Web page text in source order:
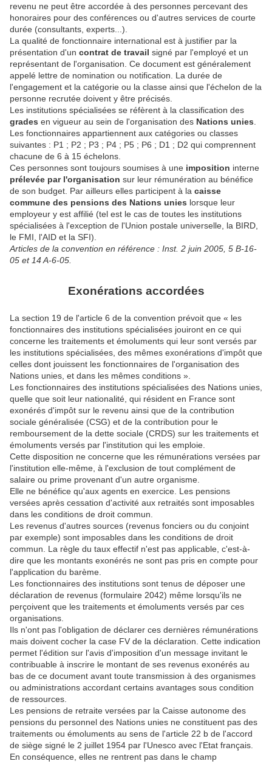
revenu ne peut être accordée à des personnes percevant des
honoraires pour des conférences ou d'autres services de courte
durée (consultants, experts...).
La qualité de fonctionnaire international est à justifier par la
présentation d'un contrat de travail signé par l'employé et un
représentant de l'organisation. Ce document est généralement
appelé lettre de nomination ou notification. La durée de
l'engagement et la catégorie ou la classe ainsi que l'échelon de la
personne recrutée doivent y être précisés.
Les institutions spécialisées se réfèrent à la classification des
grades en vigueur au sein de l'organisation des Nations unies
Les fonctionnaires appartiennent aux catégories ou classes
suivantes : P1 ; P2 ; P3 ; P4 ; P5 ; P6 ; D1 ; D2 qui comprennent
chacune de 6 à 15 échelons.
Ces personnes sont toujours soumises à une imposition interne
prélevée par l'organisation sur leur rémunération au bénéfice
de son budget. Par ailleurs elles participent à la caisse
commune des pensions des Nations unies lorsque leur
employeur y est affilié (tel est le cas de toutes les institutions
spécialisées à l'exception de l'Union postale universelle, la BIRD,
le FMI, l'AID et la SFI).
Articles de la convention en référence : Inst. 2 juin 2005, 5 B-16-
05 et 14 A-6-05.
Exonérations accordées
La section 19 de l'article 6 de la convention prévoit que « les
fonctionnaires des institutions spécialisées jouiront en ce qui
concerne les traitements et émoluments qui leur sont versés par
les institutions spécialisées, des mêmes exonérations d'impôt que
celles dont jouissent les fonctionnaires de l'organisation des
Nations unies, et dans les mêmes conditions ».
Les fonctionnaires des institutions spécialisées des Nations unies,
quelle que soit leur nationalité, qui résident en France sont
exonérés d'impôt sur le revenu ainsi que de la contribution
sociale généralisée (CSG) et de la contribution pour le
remboursement de la dette sociale (CRDS) sur les traitements et
émoluments versés par l'institution qui les emploie.
Cette disposition ne concerne que les rémunérations versées par
l'institution elle-même, à l'exclusion de tout complément de
salaire ou prime provenant d'un autre organisme.
Elle ne bénéfice qu'aux agents en exercice. Les pensions
versées après cessation d'activité aux retraités sont imposables
dans les conditions de droit commun.
Les revenus d'autres sources (revenus fonciers ou du conjoint
par exemple) sont imposables dans les conditions de droit
commun. La règle du taux effectif n'est pas applicable, c'est-à-
dire que les montants exonérés ne sont pas pris en compte pour
l'application du barème.
Les fonctionnaires des institutions sont tenus de déposer une
déclaration de revenus (formulaire 2042) même lorsqu'ils ne
perçoivent que les traitements et émoluments versés par ces
organisations.
Ils n'ont pas l'obligation de déclarer ces dernières rémunérations
mais doivent cocher la case FV de la déclaration. Cette indication
permet l'édition sur l'avis d'imposition d'un message invitant le
contribuable à inscrire le montant de ses revenus exonérés au
bas de ce document avant toute transmission à des organismes
ou administrations accordant certains avantages sous condition
de ressources.
Les pensions de retraite versées par la Caisse autonome des
pensions du personnel des Nations unies ne constituent pas des
traitements ou émoluments au sens de l'article 22 b de l'accord
de siège signé le 2 juillet 1954 par l'Unesco avec l'Etat français.
En conséquence, elles ne rentrent pas dans le champ